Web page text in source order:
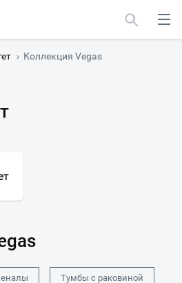
› Коллекция Vegas
Тумбы с раковиной